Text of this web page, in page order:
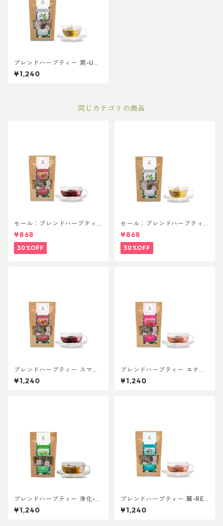
ブレンドハーブティー 潤-URU
OI 普通サイズ
¥1,240
同じカテゴリの商品
セール：ブレンドハーブティ
ー スマイル-SMILE 普通サイ
ズ
¥868
30%OFF
セール：ブレンドハーブティ
ー 潤-URUOI 普通サイズ
¥868
30%OFF
ブレンドハーブティー スマイ
ル-SMILE 普通サイズ
¥1,240
ブレンドハーブティー エナジ
ー-ENERGY 普通サイズ
¥1,240
ブレンドハーブティー 浄化-J
OUKA 普通サイズ
¥1,240
ブレンドハーブティー 麗-REI
普通サイズ
¥1,240